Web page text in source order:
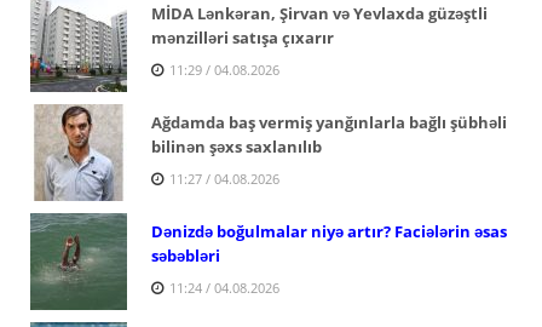
MİDA Lənkəran, Şirvan və Yevlaxda güzəştli
mənzilləri satışa çıxarır
11:29 / 04.08.2026
Ağdamda baş vermiş yanğınlarla bağlı şübhəli
bilinən şəxs saxlanılıb
11:27 / 04.08.2026
Dənizdə boğulmalar niyə artır? Faciələrin əsas
səbəbləri
11:24 / 04.08.2026